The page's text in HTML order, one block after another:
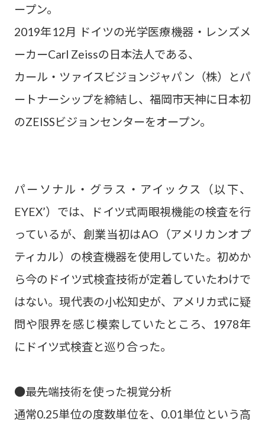
ープン。
2019年12月 ドイツの光学医療機器・レンズメ
ーカーCarl Zeissの日本法人である、
カール・ツァイスビジョンジャパン（株）とパ
ートナーシップを締結し、福岡市天神に日本初
のZEISSビジョンセンターをオープン。
パーソナル・グラス・アイックス（以下、
EYEX’）では、ドイツ式両眼視機能の検査を行
っているが、創業当初はAO（アメリカンオプ
ティカル）の検査機器を使用していた。初めか
ら今のドイツ式検査技術が定着していたわけで
はない。現代表の小松知史が、アメリカ式に疑
問や限界を感じ模索していたところ、1978年
にドイツ式検査と巡り合った。
●最先端技術を使った視覚分析
通常0.25単位の度数単位を、0.01単位という高